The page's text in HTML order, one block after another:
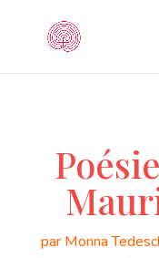
parMonna